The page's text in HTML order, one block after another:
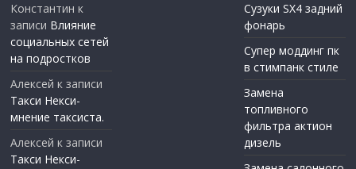
Константин к
записи Влияние
социальных сетей
на подростков
Алексей к записи
Такси Некси-
мнение таксиста.
Алексей к записи
Такси Некси-
Сузуки SX4 задний
фонарь
Супер моддинг пк
в стимпанк стиле
Замена
топливного
фильтра актион
дизель